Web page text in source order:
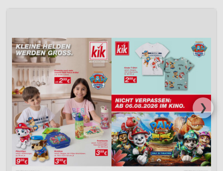
❯